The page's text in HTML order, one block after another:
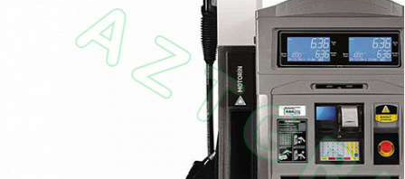
оборудование
Пульты управления,